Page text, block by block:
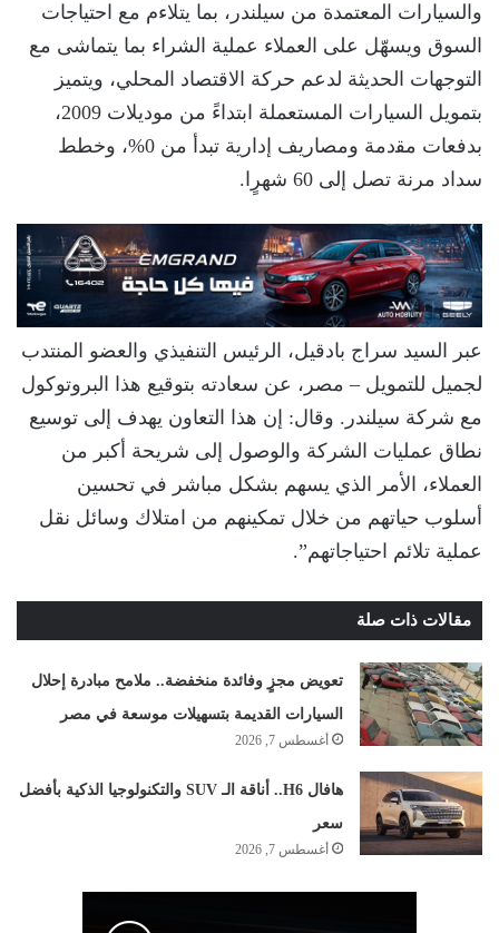
والسيارات المعتمدة من سيلندر، بما يتلاءم مع احتياجات
السوق ويسهّل على العملاء عملية الشراء بما يتماشى مع
التوجهات الحديثة لدعم حركة الاقتصاد المحلي، ويتميز
بتمويل السيارات المستعملة ابتداءً من موديلات 2009،
بدﻓﻌﺎت ﻣﻘدﻣﺔ ومصاريف إدارية تبدأ من 0%، وخطط
سداد مرنة تصل إلى 60 شهرٍا.
عبر السيد سراج بادقيل، الرئيس التنفيذي والعضو المنتدب
لجميل للتمويل – مصر، عن سعادته بتوقيع هذا البروتوكول
مع شركة سيلندر. وقال: إن هذا التعاون يهدف إلى توسيع
نطاق عمليات الشركة والوصول إلى شريحة أكبر من
العملاء، الأمر الذي يسهم بشكل مباشر في تحسين
أسلوب حياتهم من خلال تمكينهم من امتلاك وسائل نقل
عملية تلائم احتياجاتهم”.
مقالات ذات صلة
تعويض مجزٍ وفائدة منخفضة.. ملامح مبادرة إحلال
السيارات القديمة بتسهيلات موسعة في مصر
أغسطس 7, 2026
هافال H6.. أناقة الـ SUV والتكنولوجيا الذكية بأفضل
سعر
أغسطس 7, 2026